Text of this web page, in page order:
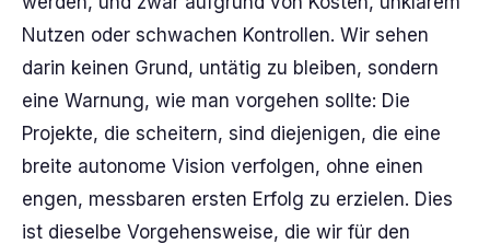
Nutzen oder schwachen Kontrollen. Wir sehen
darin keinen Grund, untätig zu bleiben, sondern
eine Warnung, wie man vorgehen sollte: Die
Projekte, die scheitern, sind diejenigen, die eine
breite autonome Vision verfolgen, ohne einen
engen, messbaren ersten Erfolg zu erzielen. Dies
ist dieselbe Vorgehensweise, die wir für den